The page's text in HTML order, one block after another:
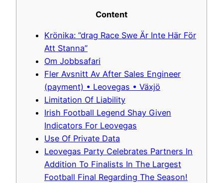
Content
Krönika: ”drag Race Swe Är Inte Här För
Att Stanna”
Om Jobbsafari
Fler Avsnitt Av After Sales Engineer
(payment) • Leovegas • Växjö
Limitation Of Liability
Irish Football Legend Shay Given
Indicators For Leovegas
Use Of Private Data
Leovegas Party Celebrates Partners In
Addition To Finalists In The Largest
Football Final Regarding The Season!